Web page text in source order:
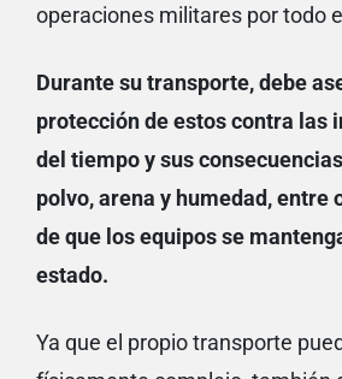
operaciones militares por todo
Durante su transporte, debe
protección de estos contra las
del tiempo y sus
polvo, arena y humedad, entre
de que los equipos se
estado.
Ya que el propio transporte